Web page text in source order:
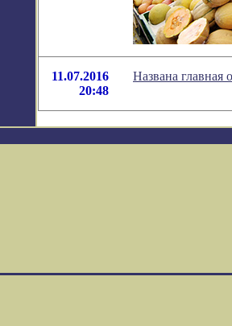
11.07.2016
20:48
Названа главная